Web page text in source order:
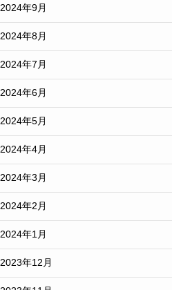
2024年9月
2024年8月
2024年7月
2024年6月
2024年5月
2024年4月
2024年3月
2024年2月
2024年1月
2023年12月